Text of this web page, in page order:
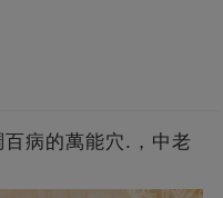
病的萬能穴.，中老